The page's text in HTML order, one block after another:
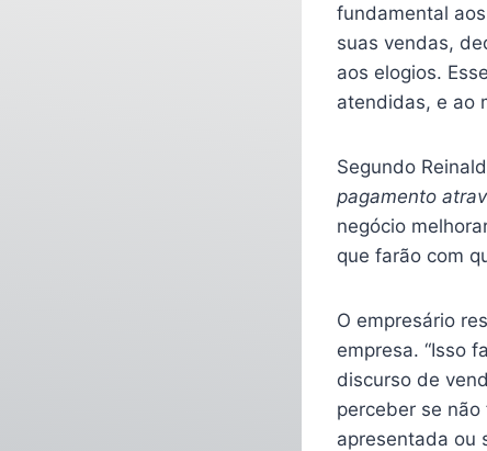
fundamental aos
suas vendas,
aos elogios.
atendidas, e ao
Segundo
pagamento
negócio
que farão com
O empresário
empresa. “Isso
discurso de
perceber se
apresentada ou